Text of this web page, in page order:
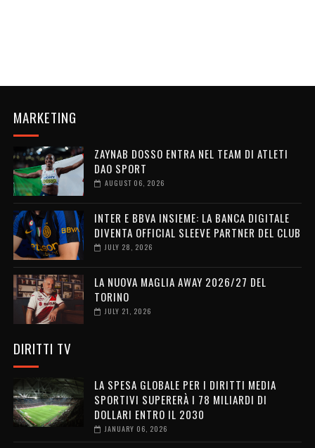
MARKETING
ZAYNAB DOSSO ENTRA NEL TEAM DI ATLETI
DAO SPORT
AUGUST 06, 2026
INTER E BBVA INSIEME: LA BANCA DIGITALE
DIVENTA OFFICIAL SLEEVE PARTNER DEL CLUB
JULY 28, 2026
LA NUOVA MAGLIA AWAY 2026/27 DEL
TORINO
JULY 21, 2026
DIRITTI TV
LA SPESA GLOBALE PER I DIRITTI MEDIA
SPORTIVI SUPERERÀ I 78 MILIARDI DI
DOLLARI ENTRO IL 2030
JANUARY 06, 2026